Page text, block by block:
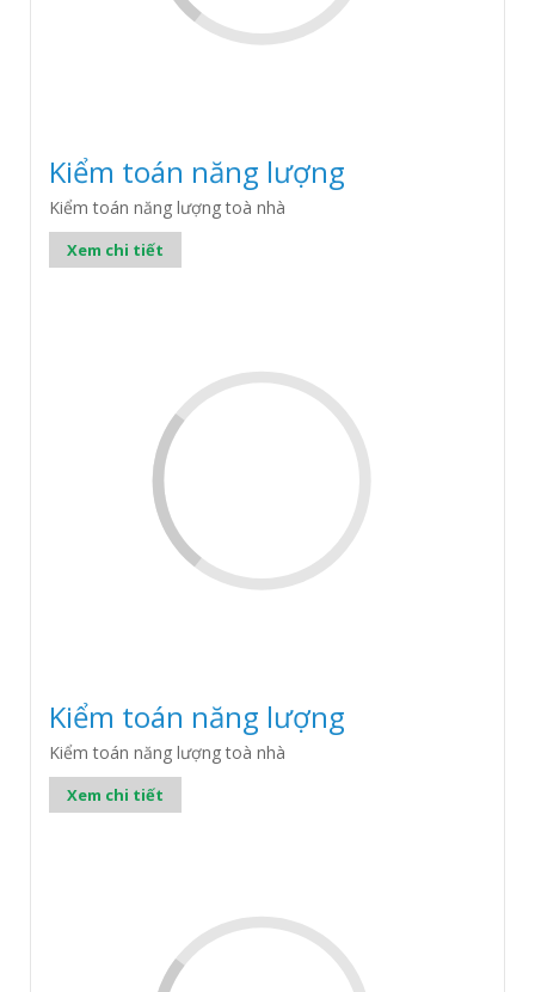
Kiểm toán năng lượng
Kiểm toán năng lượng toà nhà
Xem chi tiết
Kiểm toán năng lượng
Kiểm toán năng lượng toà nhà
Xem chi tiết